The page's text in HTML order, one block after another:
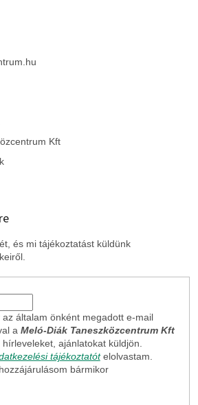
Kft
és mi tájékoztatást küldünk
általam önként megadott e-mail
a Meló-Diák Taneszközcentrum Kft
ajánlatokat küldjön.
tájékoztatót elolvastam.
bármikor